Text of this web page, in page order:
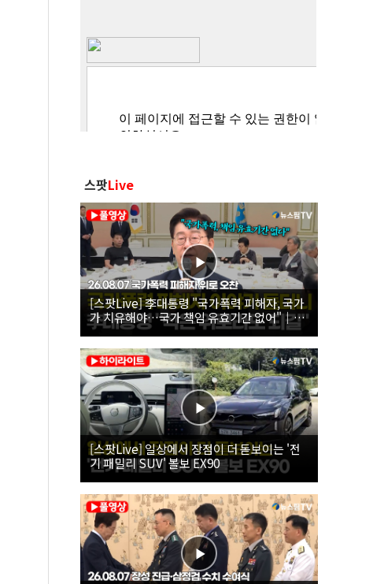
스팟Live
[스팟Live] 李대통령 "국가폭력 피해자, 국가
가 치유해야…국가 책임 유효기간 없어"｜
26.08.07 국가폭력 피해자 위로 오찬
[스팟Live] 일상에서 장점이 더 돋보이는 '전
기 패밀리 SUV' 볼보 EX90